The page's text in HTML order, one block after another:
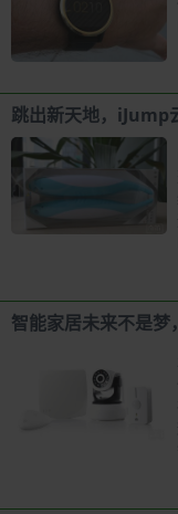
跳出新天地，iJump
智能家居未来不是梦